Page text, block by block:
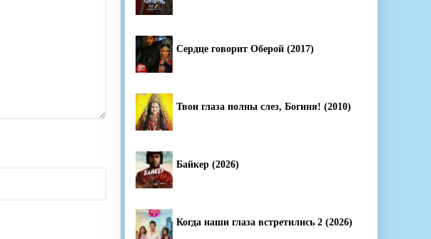
Сердце говорит Оберой (2017)
Твои глаза полны слез, Богиня! (2010)
Байкер (2026)
Когда наши глаза встретились 2 (2026)